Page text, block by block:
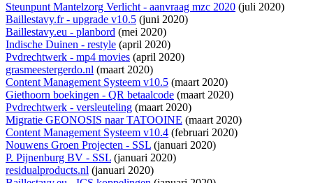
Steunpunt Mantelzorg Verlicht - aanvraag mzc 2020 (juli 2020)
Baillestavy.fr - upgrade v10.5 (juni 2020)
Baillestavy.eu - planbord (mei 2020)
Indische Duinen - restyle (april 2020)
Pvdrechtwerk - mp4 movies (april 2020)
grasmeestergerdo.nl (maart 2020)
Content Management Systeem v10.5 (maart 2020)
Giethoorn boekingen - QR betaalcode (maart 2020)
Pvdrechtwerk - versleuteling (maart 2020)
Migratie GEONOSIS naar TATOOINE (maart 2020)
Content Management Systeem v10.4 (februari 2020)
Nouwens Groen Projecten - SSL (januari 2020)
P. Pijnenburg BV - SSL (januari 2020)
residualproducts.nl (januari 2020)